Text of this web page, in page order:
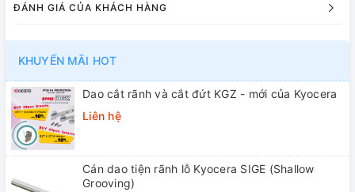
ĐÁNH GIÁ CỦA KHÁCH HÀNG
KHUYẾN MÃI HOT
Dao cắt rãnh và cắt đứt KGZ - mới của Kyocera
Liên hệ
Cán dao tiện rãnh lỗ Kyocera SIGE (Shallow
Grooving)